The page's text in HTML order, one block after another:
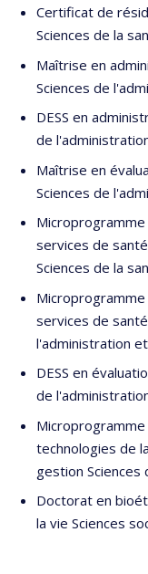
Certificat de
Sciences de la
Maîtrise en
Sciences de
DESS en
de
Maîtrise en
Sciences de
services de
Sciences de la
services de
l'administration
DESS en
de
technologies de
gestion Sciences
Doctorat en
la vie Sciences